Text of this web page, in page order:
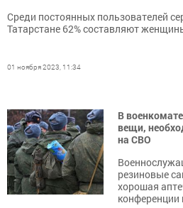
Среди постоянных пользователей
Татарстане 62% составляют
01 ноября 2023, 11:34
В
вещи,
на СВО
резиновые
хорошая
конференции